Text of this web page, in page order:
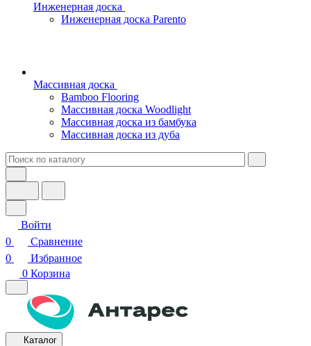
Инженерная доска
Инженерная доска Parento
Массивная доска
Bamboo Flooring
Массивная доска Woodlight
Массивная доска из бамбука
Массивная доска из дуба
Войти
0
Сравнение
0
Избранное
0 Корзина
Каталог